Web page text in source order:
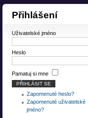
Přihlášení
Uživatelské jméno
Heslo
Pamatuj si mne
Zapomenuté heslo?
Zapomenuté uživatelské
jméno?